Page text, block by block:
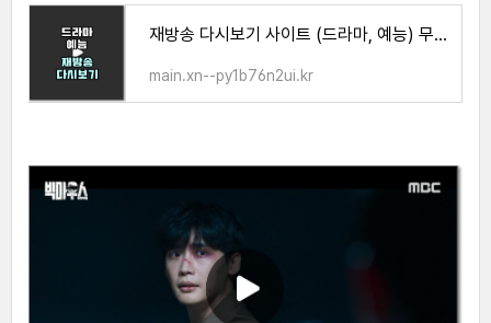
재방송 다시보기 사이트 (드라마, 예능) 무료 시청 방법
main.xn--py1b76n2ui.kr